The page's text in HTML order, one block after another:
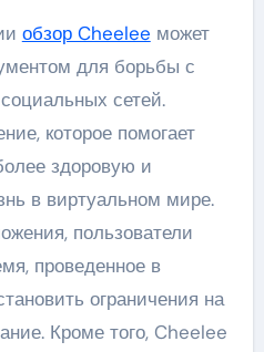
обзор Cheelee может
для борьбы с
сетей.
которое помогает
здоровую и
в виртуальном мире.
пользователи
проведенное в
ограничения на
Кроме того, Cheelee